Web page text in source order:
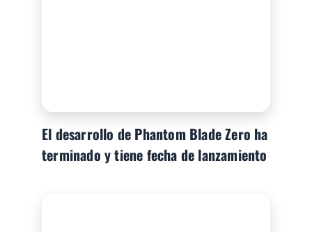
El desarrollo de Phantom Blade Zero ha
terminado y tiene fecha de lanzamiento